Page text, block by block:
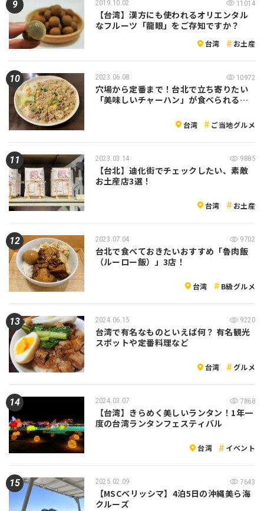
2019.10.02 11014
【台湾】漢方にも使われるオリエンタル
なフルーツ「龍眼」をご存知ですか？
台湾 お土産
2023.06.08 10972
穴場から定番まで！台北で立ち寄りたい
「美味しいチャーハン」が食べられる…
台湾 ご当地グルメ
2023.03.14 9885
【台北】迪化街でチェックしたい、素敵
お土産店3選！
台湾 お土産
2023.07.04 9702
台北で食べておきたいおすすめ「魯肉飯
（ルーロー飯）」3店！
台湾 B級グルメ
2024.06.15 9220
台湾で有名なものといえば何？ 有名観光
スポットや定番料理など
台湾 グルメ
2024.03.07 7868
【台湾】きらめく美しいランタン！1年一
度の台湾ランタンフェスティバル
台湾 イベント
2025.02.09 7643
【MSCベリッシマ】4泊5日の沖縄美ら海
クルーズ